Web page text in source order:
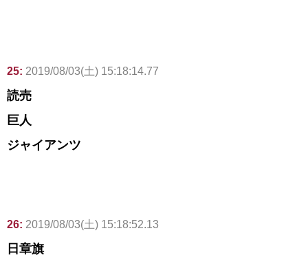
25: 2019/08/03(土) 15:18:14.77
読売
巨人
ジャイアンツ
26: 2019/08/03(土) 15:18:52.13
日章旗